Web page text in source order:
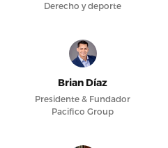
Derecho y deporte
Brian Díaz
Presidente & Fundador
Pacifico Group